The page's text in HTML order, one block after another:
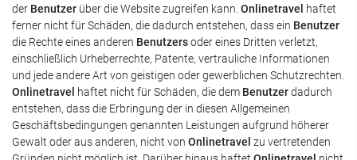
der Benutzer über die Website zugreifen kann. Onlinetravel
haftet
ferner nicht für Schäden, die dadurch entstehen, dass ein Benutzer
die Rechte eines anderen Benutzersoder eines Dritten verletzt,
einschließlich Urheberrechte, Patente, vertrauliche Informationen
und jede andere Art von geistigen oder gewerblichen Schutzrechten.
Onlinetravel
haftet nicht für Schäden, die dem Benutzerdadurch
entstehen, dass die Erbringung der in diesen Allgemeinen
Geschäftsbedingungen genannten Leistungen aufgrund höherer
Gewalt oder aus anderen, nicht von Onlinetravel zu vertretenden